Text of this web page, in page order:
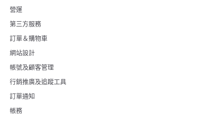
營運
第三方服務
訂單＆購物車
網站設計
帳號及顧客管理
行銷推廣及追蹤工具
訂單通知
帳務